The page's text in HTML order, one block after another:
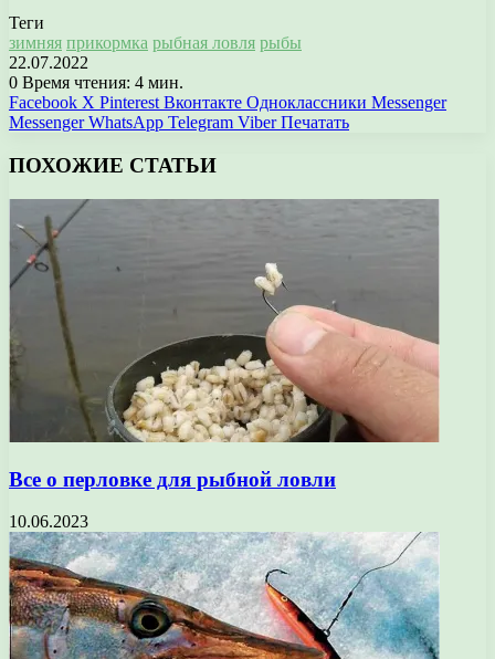
Теги
зимняя прикормка рыбная ловля рыбы
22.07.2022
0 Время чтения: 4 мин.
Facebook X Pinterest Вконтакте Одноклассники Messenger
Messenger WhatsApp Telegram Viber Печатать
ПОХОЖИЕ СТАТЬИ
Все о перловке для рыбной ловли
10.06.2023